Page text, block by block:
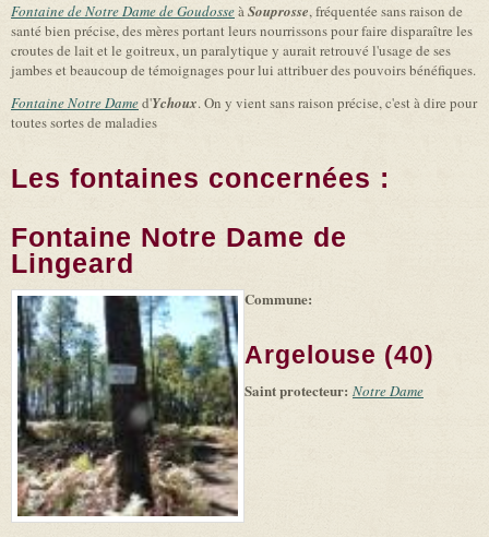
Fontaine de Notre Dame de GoudosseàSouprosse, fréquentée sans raison de
santé bien précise, des mères portant leurs nourrissons pour faire disparaître les
croutes de lait et le goitreux, un paralytique y aurait retrouvé l'usage de ses
jambes et beaucoup de témoignages pour lui attribuer des pouvoirs bénéfiques.
Fontaine Notre Damed'Ychoux. On y vient sans raison précise, c'est à dire pour
toutes sortes de maladies
Les fontaines concernées :
Fontaine Notre Dame de
Lingeard
Commune:
Argelouse (40)
Saint protecteur: Notre Dame